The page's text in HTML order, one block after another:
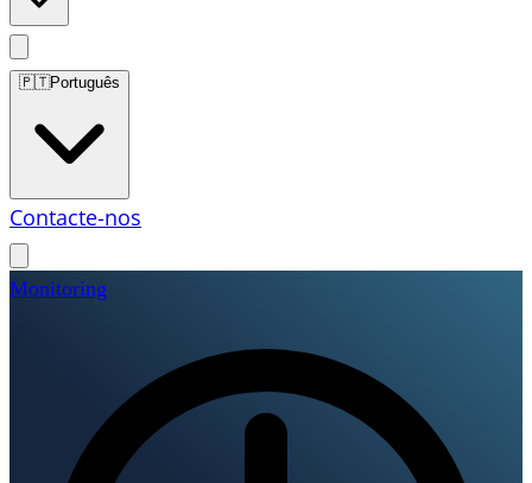
🇵🇹Português
Contacte-nos
Monitoring